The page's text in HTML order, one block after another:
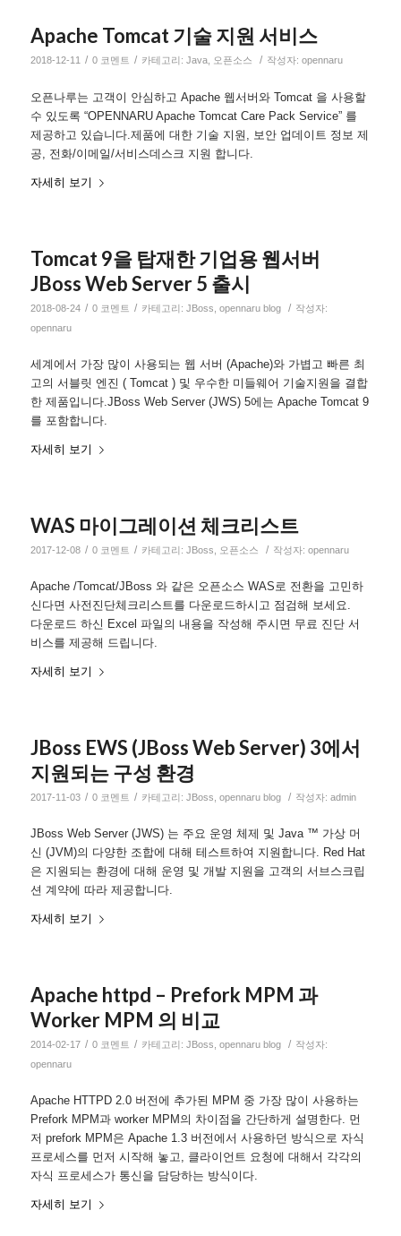
Apache Tomcat 기술 지원 서비스
2018-12-11 / 0 코멘트 / 카테고리: Java, 오픈소스 / 작성자: opennaru
오픈나루는 고객이 안심하고 Apache 웹서버와 Tomcat 을 사용할
수 있도록 “OPENNARU Apache Tomcat Care Pack Service” 를
제공하고 있습니다.제품에 대한 기술 지원, 보안 업데이트 정보 제
공, 전화/이메일/서비스데스크 지원 합니다.
자세히 보기
Tomcat 9을 탑재한 기업용 웹서버
JBoss Web Server 5 출시
2018-08-24 / 0 코멘트 / 카테고리: JBoss opennaru blog / 작성자:
opennaru
세계에서 가장 많이 사용되는 웹 서버 (Apache)와 가볍고 빠른 최
고의 서블릿 엔진 ( Tomcat ) 및 우수한 미들웨어 기술지원을 결합
한 제품입니다.JBoss Web Server (JWS) 5에는 Apache Tomcat 9
를 포함합니다.
자세히 보기
WAS 마이그레이션 체크리스트
2017-12-08 / 0 코멘트 / 카테고리: JBoss 오픈소스 / 작성자: opennaru
Apache /Tomcat/JBoss 와 같은 오픈소스 WAS로 전환을 고민하
신다면 사전진단체크리스트를 다운로드하시고 점검해 보세요.
다운로드 하신 Excel 파일의 내용을 작성해 주시면 무료 진단 서
비스를 제공해 드립니다.
자세히 보기
JBoss EWS (JBoss Web Server) 3에서
지원되는 구성 환경
2017-11-03 / 0 코멘트 / 카테고리: JBoss opennaru blog / 작성자: admin
JBoss Web Server (JWS) 는 주요 운영 체제 및 Java ™ 가상 머
신 (JVM)의 다양한 조합에 대해 테스트하여 지원합니다. Red Hat
은 지원되는 환경에 대해 운영 및 개발 지원을 고객의 서브스크립
션 계약에 따라 제공합니다.
자세히 보기
Apache httpd – Prefork MPM 과
Worker MPM 의 비교
2014-02-17 / 0 코멘트 / 카테고리: JBoss opennaru blog / 작성자:
opennaru
Apache HTTPD 2.0 버전에 추가된 MPM 중 가장 많이 사용하는
Prefork MPM과 worker MPM의 차이점을 간단하게 설명한다. 먼
저 prefork MPM은 Apache 1.3 버전에서 사용하던 방식으로 자식
프로세스를 먼저 시작해 놓고, 클라이언트 요청에 대해서 각각의
자식 프로세스가 통신을 담당하는 방식이다.
자세히 보기